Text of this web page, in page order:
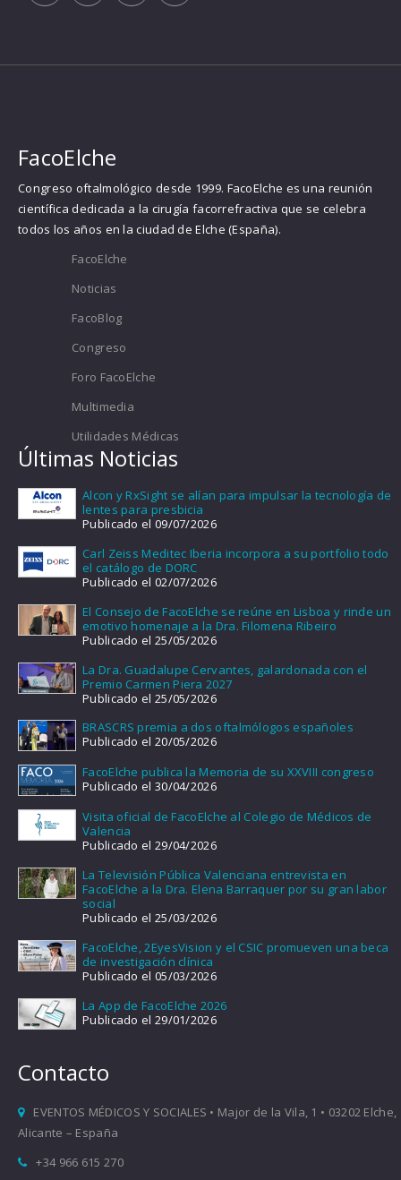
FacoElche
Congreso oftalmológico desde 1999. FacoElche es una reunión
científica dedicada a la cirugía facorrefractiva que se celebra
todos los años en la ciudad de Elche (España).
FacoElche
Noticias
FacoBlog
Congreso
Foro FacoElche
Multimedia
Utilidades Médicas
Últimas Noticias
Alcon y RxSight se alían para impulsar la tecnología de
lentes para presbicia
Publicado el 09/07/2026
Carl Zeiss Meditec Iberia incorpora a su portfolio todo
el catálogo de DORC
Publicado el 02/07/2026
El Consejo de FacoElche se reúne en Lisboa y rinde un
emotivo homenaje a la Dra. Filomena Ribeiro
Publicado el 25/05/2026
La Dra. Guadalupe Cervantes, galardonada con el
Premio Carmen Piera 2027
Publicado el 25/05/2026
BRASCRS premia a dos oftalmólogos españoles
Publicado el 20/05/2026
FacoElche publica la Memoria de su XXVIII congreso
Publicado el 30/04/2026
Visita oficial de FacoElche al Colegio de Médicos de
Valencia
Publicado el 29/04/2026
La Televisión Pública Valenciana entrevista en
FacoElche a la Dra. Elena Barraquer por su gran labor
social
Publicado el 25/03/2026
FacoElche, 2EyesVision y el CSIC promueven una beca
de investigación clínica
Publicado el 05/03/2026
La App de FacoElche 2026
Publicado el 29/01/2026
Contacto
EVENTOS MÉDICOS Y SOCIALES • Major de la Vila, 1 • 03202 Elche,
Alicante – España
+34 966 615 270